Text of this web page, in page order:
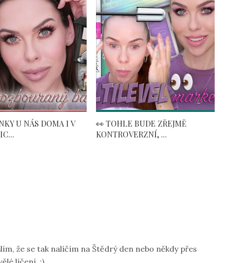
U NÁS DOMA I V
👀 TOHLE BUDE ZŘEJMĚ
KONTROVERZNÍ, ...
že se tak nalíčím na Štědrý den nebo někdy přes